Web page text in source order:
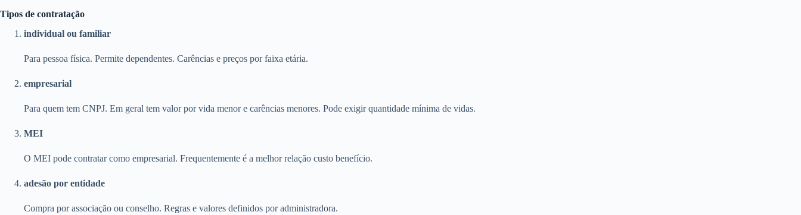
Tipos de contratação
individual ou familiar
Para pessoa física. Permite dependentes. Carências e preços por faixa etária.
empresarial
Para quem tem CNPJ. Em geral tem valor por vida menor e carências menores. Pode exigir quantidade mínima de vidas.
MEI
O MEI pode contratar como empresarial. Frequentemente é a melhor relação custo benefício.
adesão por entidade
Compra por associação ou conselho. Regras e valores definidos por administradora.